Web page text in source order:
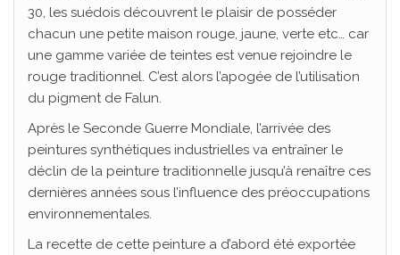
30, les suédois découvrent le plaisir de posséder
chacun une petite maison rouge, jaune, verte etc… car
une gamme variée de teintes est venue rejoindre le
rouge traditionnel. C’est alors l’apogée de l’utilisation
du pigment de Falun.
Après le Seconde Guerre Mondiale, l’arrivée des
peintures synthétiques industrielles va entraîner le
déclin de la peinture traditionnelle jusqu’à renaître ces
dernières années sous l’influence des préoccupations
environnementales.
La recette de cette peinture a d’abord été exportée